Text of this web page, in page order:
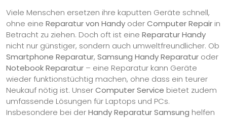
Viele Menschen ersetzen ihre kaputten Geräte schnell,
ohne eine Reparatur von Handy oderComputer Repair in
Betracht zu ziehen. Doch oft ist eine Reparatur Handy
nicht nur günstiger, sondern auch umweltfreundlicher. Ob
Smartphone Reparatur, Samsung Handy Reparatur oder
Notebook Reparatur – eine Reparatur kann Geräte
wieder funktionstüchtig machen, ohne dass ein teurer
Neukauf nötig ist. UnserComputer Service bietet zudem
umfassende Lösungen für Laptops und PCs.
Insbesondere bei derHandy Reparatur Samsung helfen